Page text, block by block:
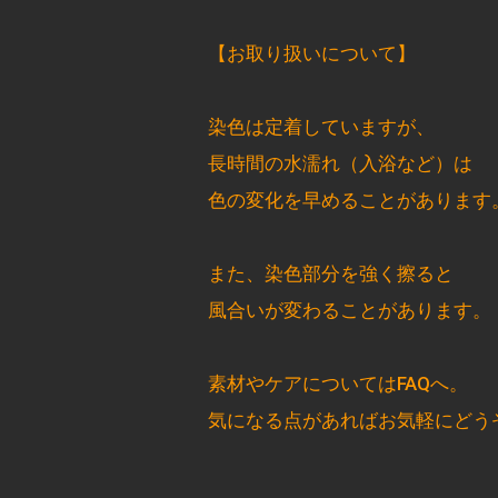
【お取り扱いについて】
染色は定着していますが、
長時間の水濡れ（入浴など）は
色の変化を早めることがあります
また、染色部分を強く擦ると
風合いが変わることがあります。
素材やケアについてはFAQへ。
気になる点があればお気軽にどう